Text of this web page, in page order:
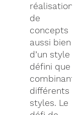
réalisation
de
concepts
aussi bien
d’un style
défini que
combinant
différents
styles. Le